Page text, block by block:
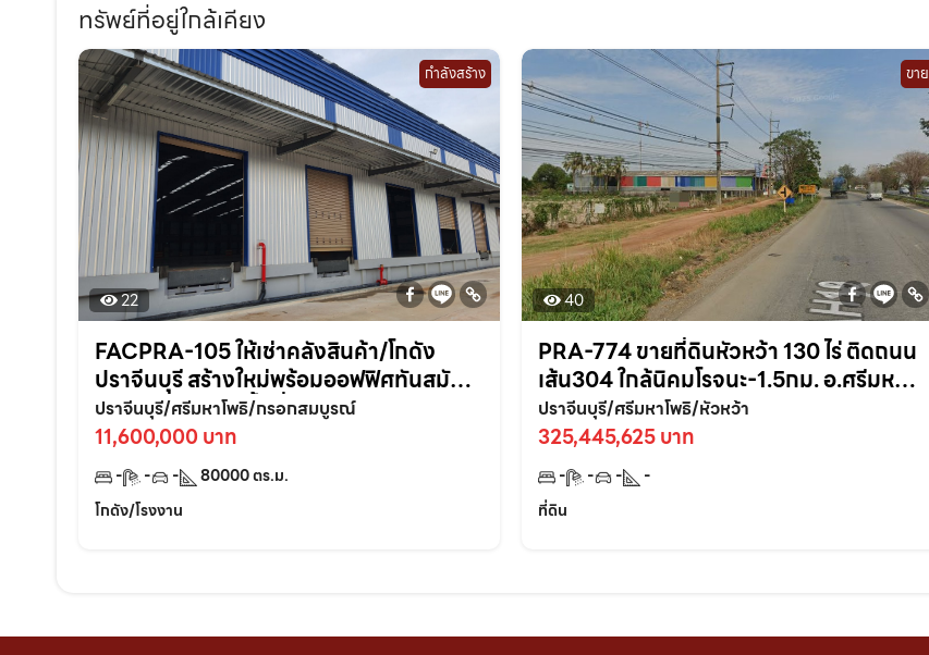
ทรัพย์ที่อยู่ใกล้เคียง
กำลังสร้าง
22
FACPRA-105 ให้เช่าคลังสินค้า/โกดัง
ปราจีนบุรี สร้างใหม่พร้อมออฟฟิศทันสมัย
ในทำเลศักยภาพพื้นที่ 80,000 ตรม. แบ่ง
เช่าได้
ปราจีนบุรี/ศรีมหาโพธิ/กรอกสมบูรณ์
11,600,000 บาท
- - - 80000ตร.ม.
โกดัง/โรงงาน
ขาย
40
PRA-774 ขายที่ดินหัวหว้า 130 ไร่ ติดถนน
เส้น304 ใกล้นิคมโรจนะ-1.5กม. อ.ศรีมหา
โพธิ ปราจีนบุรี
ปราจีนบุรี/ศรีมหาโพธิ/หัวหว้า
325,445,625 บาท
- - -
-
ที่ดิน